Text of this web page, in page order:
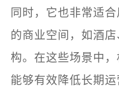
同时，它也非常适
的商业空间，如酒
构。在这些场景中
能够有效降低长期